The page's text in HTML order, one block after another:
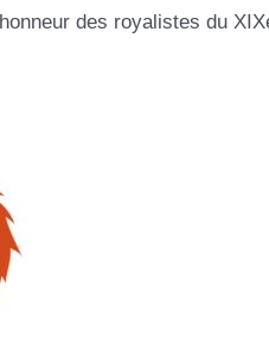
des royalistes du